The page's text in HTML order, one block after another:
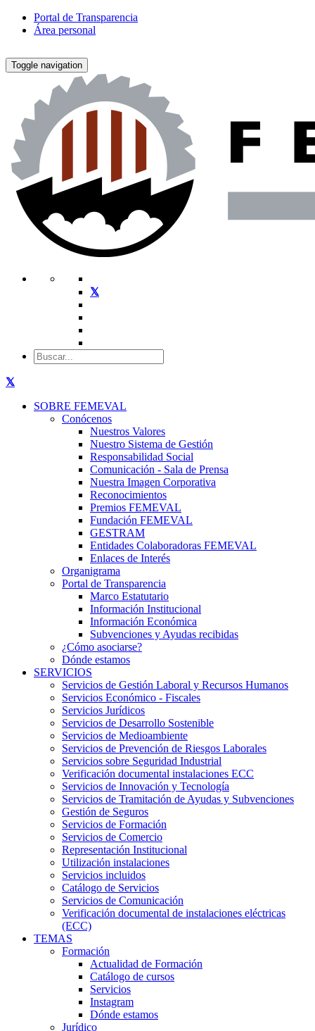
Portal de Transparencia
Área personal
Toggle navigation
SOBRE FEMEVAL
Conócenos
Nuestros Valores
Nuestro Sistema de Gestión
Responsabilidad Social
Comunicación - Sala de Prensa
Nuestra Imagen Corporativa
Reconocimientos
Premios FEMEVAL
Fundación FEMEVAL
GESTRAM
Entidades Colaboradoras FEMEVAL
Enlaces de Interés
Organigrama
Portal de Transparencia
Marco Estatutario
Información Institucional
Información Económica
Subvenciones y Ayudas recibidas
¿Cómo asociarse?
Dónde estamos
SERVICIOS
Servicios de Gestión Laboral y Recursos Humanos
Servicios Económico - Fiscales
Servicios Jurídicos
Servicios de Desarrollo Sostenible
Servicios de Medioambiente
Servicios de Prevención de Riesgos Laborales
Servicios sobre Seguridad Industrial
Verificación documental instalaciones ECC
Servicios de Innovación y Tecnología
Servicios de Tramitación de Ayudas y Subvenciones
Gestión de Seguros
Servicios de Formación
Servicios de Comercio
Representación Institucional
Utilización instalaciones
Servicios incluidos
Catálogo de Servicios
Servicios de Comunicación
Verificación documental de instalaciones eléctricas
(ECC)
TEMAS
Formación
Actualidad de Formación
Catálogo de cursos
Servicios
Instagram
Dónde estamos
Jurídico